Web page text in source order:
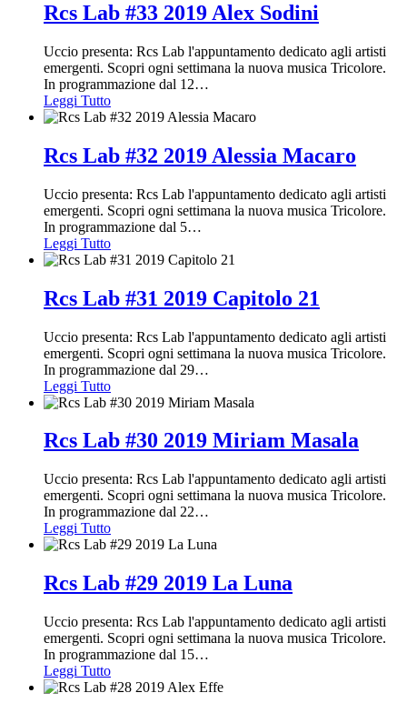
Rcs Lab #33 2019 Alex Sodini
Uccio presenta: Rcs Lab l'appuntamento dedicato agli artisti
emergenti. Scopri ogni settimana la nuova musica Tricolore.
In programmazione dal 12…
Leggi Tutto
Rcs Lab #32 2019 Alessia Macaro
Uccio presenta: Rcs Lab l'appuntamento dedicato agli artisti
emergenti. Scopri ogni settimana la nuova musica Tricolore.
In programmazione dal 5…
Leggi Tutto
Rcs Lab #31 2019 Capitolo 21
Uccio presenta: Rcs Lab l'appuntamento dedicato agli artisti
emergenti. Scopri ogni settimana la nuova musica Tricolore.
In programmazione dal 29…
Leggi Tutto
Rcs Lab #30 2019 Miriam Masala
Uccio presenta: Rcs Lab l'appuntamento dedicato agli artisti
emergenti. Scopri ogni settimana la nuova musica Tricolore.
In programmazione dal 22…
Leggi Tutto
Rcs Lab #29 2019 La Luna
Uccio presenta: Rcs Lab l'appuntamento dedicato agli artisti
emergenti. Scopri ogni settimana la nuova musica Tricolore.
In programmazione dal 15…
Leggi Tutto